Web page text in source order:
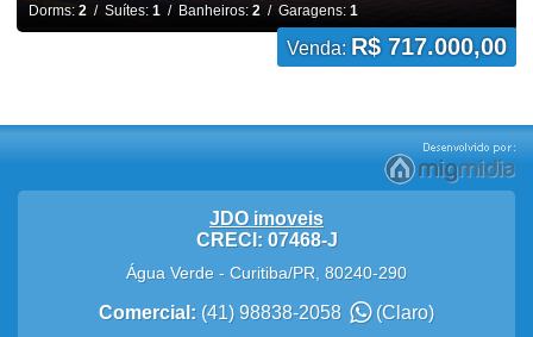
Dorms: 2/ Suítes: 1 / Banheiros: 2/ Garagens: 1
Venda: R$ 717.000,00
JDO imoveis
CRECI: 07468-J
Água Verde - Curitiba/PR 80240-290
Comercial: (41) 98838-2058 (Claro)